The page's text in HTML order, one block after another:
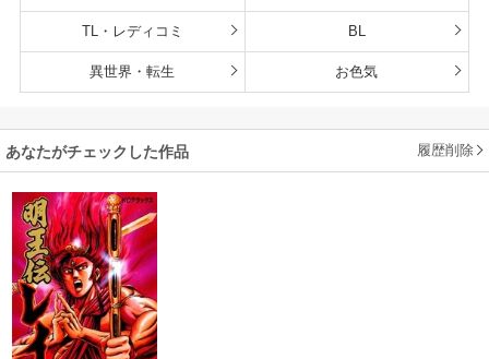
TL・レディコミ BL
異世界・転生 お色気
あなたがチェックした作品 履歴削除